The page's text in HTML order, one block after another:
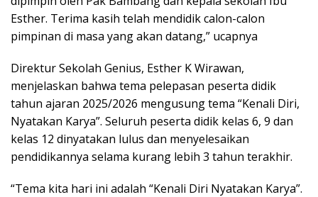
Esther. Terima kasih telah mendidik calon-calon
pimpinan di masa yang akan datang,” ucapnya
Direktur Sekolah Genius, Esther K Wirawan,
menjelaskan bahwa tema pelepasan peserta didik
tahun ajaran 2025/2026 mengusung tema “Kenali Diri,
Nyatakan Karya”. Seluruh peserta didik kelas 6, 9 dan
kelas 12 dinyatakan lulus dan menyelesaikan
pendidikannya selama kurang lebih 3 tahun terakhir.
“Tema kita hari ini adalah “Kenali Diri Nyatakan Karya”.